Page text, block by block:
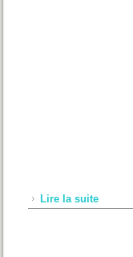
Lire la suite